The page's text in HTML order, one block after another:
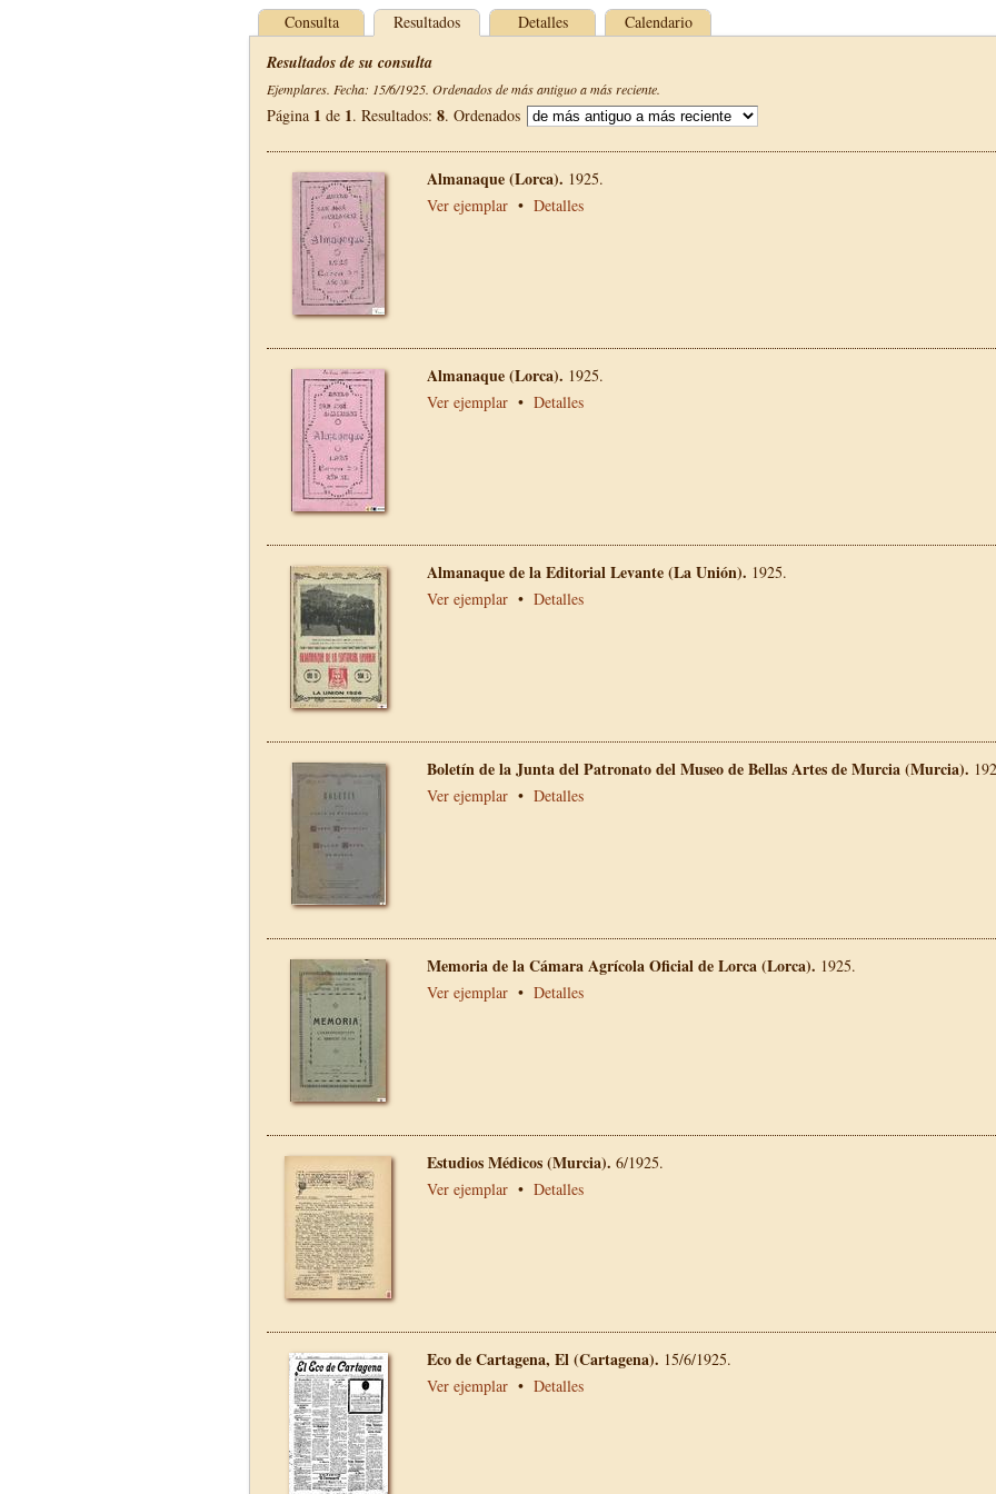
Consulta Resultados Detalles Calendario
Resultados de su consulta
Ejemplares. Fecha: 15/6/1925. Ordenados de más antiguo a más reciente.
Página 1 de 1. Resultados: 8. Ordenados
Almanaque (Lorca). 1925.
Ver ejemplar • Detalles
Almanaque (Lorca). 1925.
Ver ejemplar • Detalles
Almanaque de la Editorial Levante (La Unión). 1925.
Ver ejemplar • Detalles
Boletín de la Junta del Patronato del Museo de Bellas Artes de Murcia (Murcia).
Ver ejemplar • Detalles
Memoria de la Cámara Agrícola Oficial de Lorca (Lorca). 1925.
Ver ejemplar • Detalles
Estudios Médicos (Murcia). 6/1925.
Ver ejemplar • Detalles
Eco de Cartagena, El (Cartagena). 15/6/1925.
Ver ejemplar • Detalles